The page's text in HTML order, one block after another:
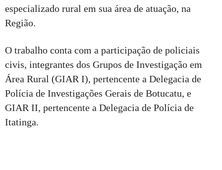
especializado rural em sua área de atuação, na
Região.
O trabalho conta com a participação de policiais
civis, integrantes dos Grupos de Investigação em
Área Rural (GIAR I), pertencente a Delegacia de
Polícia de Investigações Gerais de Botucatu, e
GIAR II, pertencente a Delegacia de Polícia de
Itatinga.